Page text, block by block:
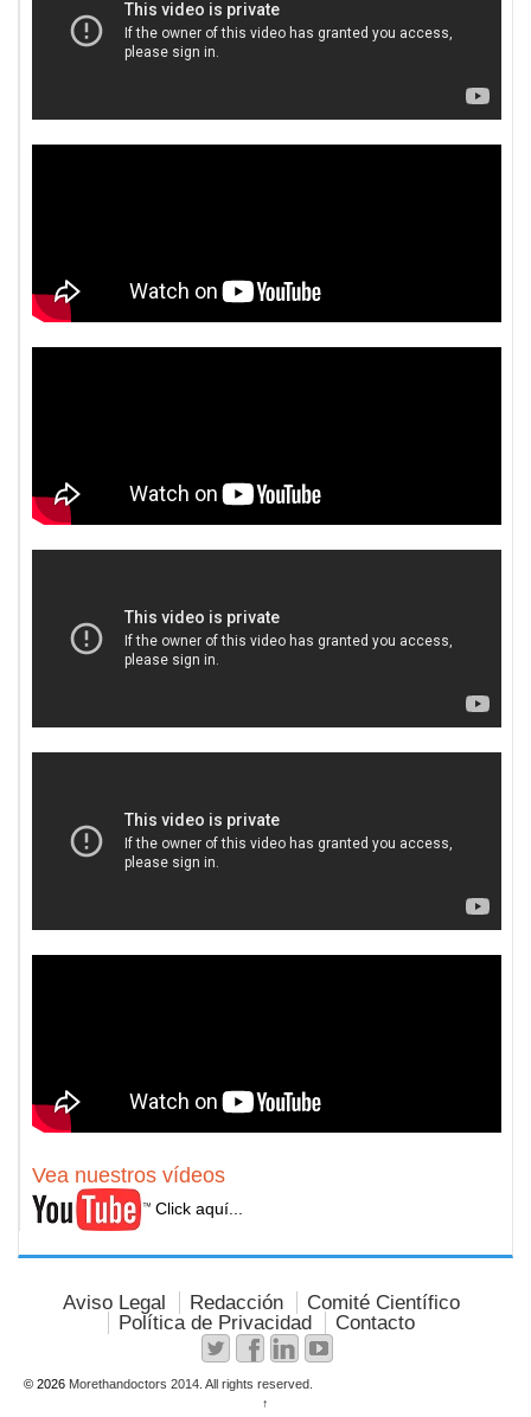
Vea nuestros vídeos
Click aquí...
Aviso Legal Redacción
Comité Científico
Política de Privacidad
Contacto
© 2026 Morethandoctors 2014. All rights reserved.
↑